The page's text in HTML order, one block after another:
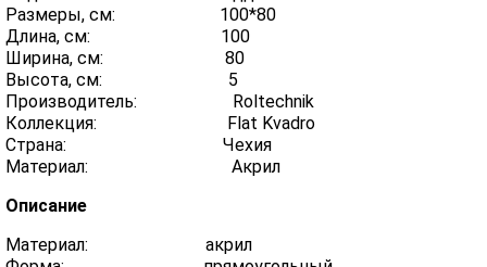
Размеры, см: 100*80
Длина, см: 100
Ширина, см: 80
Высота, см: 5
Производитель: Roltechnik
Коллекция: Flat Kvadro
Страна: Чехия
Материал: Акрил
Описание
Материал: акрил